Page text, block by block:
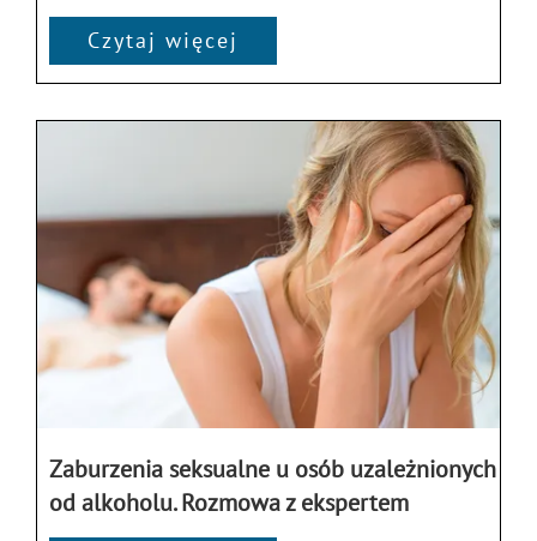
Czytaj więcej
Zaburzenia seksualne u osób uzależnionych
od alkoholu. Rozmowa z ekspertem